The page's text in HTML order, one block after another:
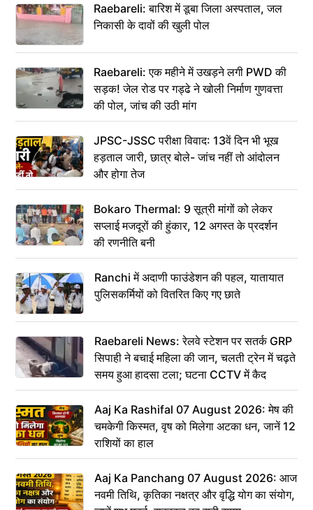
Raebareli: बारिश में डूबा जिला अस्पताल, जल
निकासी के दावों की खुली पोल
Raebareli: एक महीने में उखड़ने लगी PWD की
सड़क! जेल रोड पर गड्ढे ने खोली निर्माण गुणवत्ता
की पोल, जांच की उठी मांग
JPSC-JSSC परीक्षा विवाद: 13वें दिन भी भूख
हड़ताल जारी, छात्र बोले- जांच नहीं तो आंदोलन
और होगा तेज
Bokaro Thermal: 9 सूत्री मांगों को लेकर
सप्लाई मजदूरों की हुंकार, 12 अगस्त के प्रदर्शन
की रणनीति बनी
Ranchi में अदाणी फाउंडेशन की पहल, यातायात
पुलिसकर्मियों को वितरित किए गए छाते
Raebareli News: रेलवे स्टेशन पर सतर्क GRP
सिपाही ने बचाई महिला की जान, चलती ट्रेन में चढ़ते
समय हुआ हादसा टला; घटना CCTV में कैद
Aaj Ka Rashifal 07 August 2026: मेष की
चमकेगी किस्मत, वृष को मिलेगा अटका धन, जानें 12
राशियों का हाल
Aaj Ka Panchang 07 August 2026: आज
नवमी तिथि, कृतिका नक्षत्र और वृद्धि योग का संयोग,